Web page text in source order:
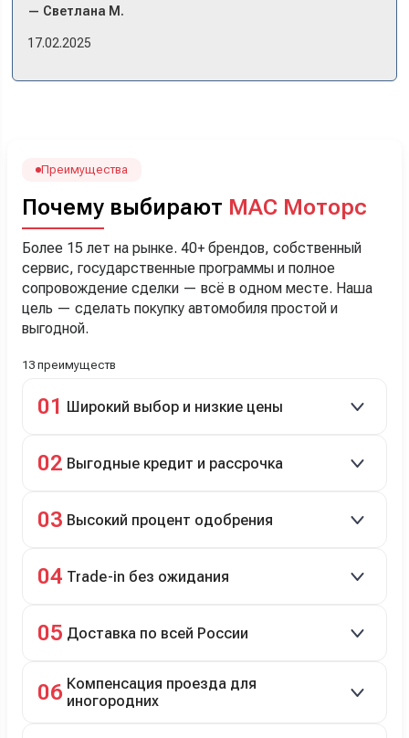
примериться. Нам тут недалеко, пришли в салон - и в тот
же день купили машину! Неожиданно, но довольны! Все
менеджеру Сергею, профессионал своего дела!
— Светлана М.
17.02.2025
Преимущества
Почему выбирают МАС Моторс
Более 15 лет на рынке. 40+ брендов, собственный
сервис, государственные программы и полное
сопровождение сделки — всё в одном месте. Наша
цель — сделать покупку автомобиля простой и
выгодной.
13 преимуществ
01 Широкий выбор и низкие цены
подержанные авто.
02 Выгодные кредит и рассрочка
рассрочка 0% на 2 года при первом взносе 35–50%.
03 Высокий процент одобрения
04 Trade-in без ожидания
05 Доставка по всей России
06 Компенсация проезда для
иногородних